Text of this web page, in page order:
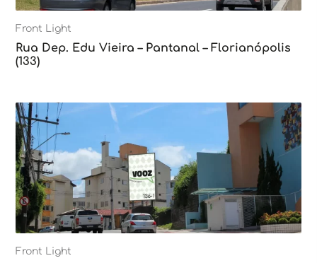
Front Light
Rua Dep. Edu Vieira – Pantanal – Florianópolis
(133)
Front Light